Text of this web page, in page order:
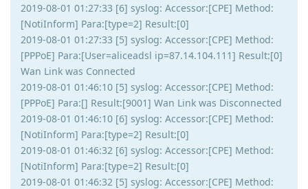
2019-08-01 01:27:33 [6] syslog: Accessor:[CPE] Method:
[NotiInform] Para:[type=2] Result:[0]
2019-08-01 01:27:33 [5] syslog: Accessor:[CPE] Method:
[PPPoE] Para:[User=aliceadsl ip=87.14.104.111] Result:[0]
Wan Link was Connected
2019-08-01 01:46:10 [5] syslog: Accessor:[CPE] Method:
[PPPoE] Para:[] Result:[9001] Wan Link was Disconnected
2019-08-01 01:46:10 [6] syslog: Accessor:[CPE] Method:
[NotiInform] Para:[type=2] Result:[0]
2019-08-01 01:46:32 [6] syslog: Accessor:[CPE] Method:
[NotiInform] Para:[type=2] Result:[0]
2019-08-01 01:46:32 [5] syslog: Accessor:[CPE] Method: